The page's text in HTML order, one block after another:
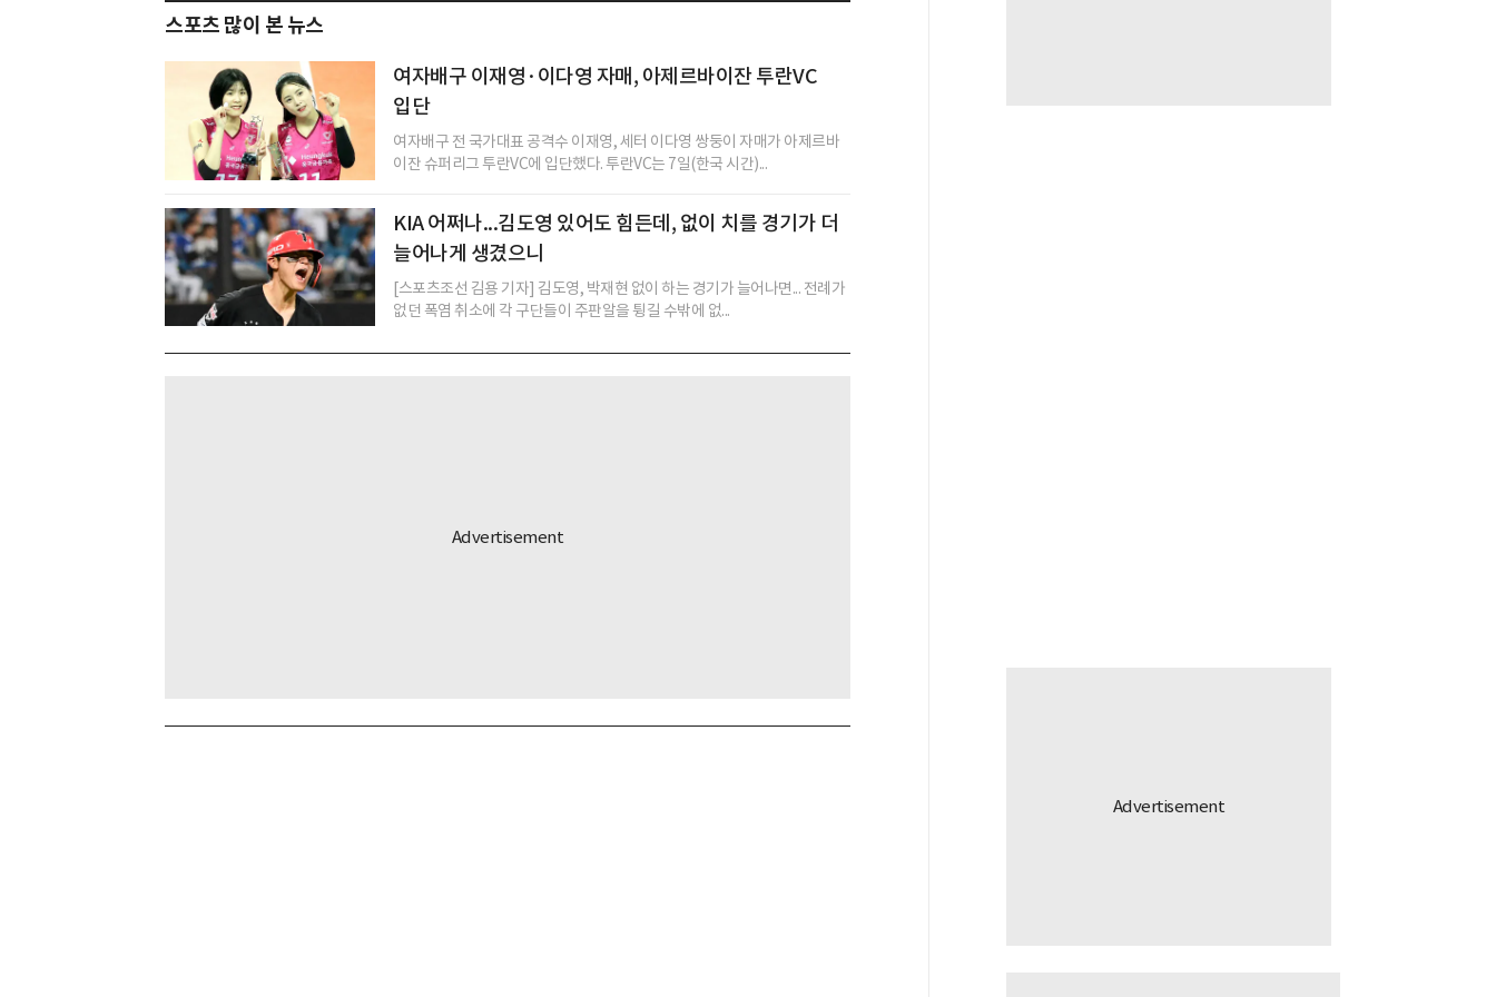
스포츠 많이 본 뉴스
여자배구 이재영·이다영 자매, 아제르바이잔 투란VC
입단
여자배구 전 국가대표 공격수 이재영, 세터 이다영 쌍둥이 자매가 아제르바
이잔 슈퍼리그 투란VC에 입단했다. 투란VC는 7일(한국 시간)...
KIA 어쩌나...김도영 있어도 힘든데, 없이 치를 경기가 더
늘어나게 생겼으니
[스포츠조선 김용 기자] 김도영, 박재현 없이 하는 경기가 늘어나면... 전례가
없던 폭염 취소에 각 구단들이 주판알을 튕길 수밖에 없...